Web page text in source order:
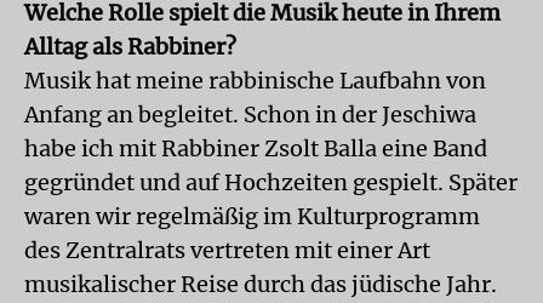
Welche Rolle spielt die Musik heute in Ihrem
Alltag als Rabbiner?
Musik hat meine rabbinische Laufbahn von
Anfang an begleitet. Schon in der Jeschiwa
habe ich mit Rabbiner Zsolt Balla eine Band
gegründet und auf Hochzeiten gespielt. Später
waren wir regelmäßig im Kulturprogramm
des Zentralrats vertreten mit einer Art
musikalischer Reise durch das jüdische Jahr.